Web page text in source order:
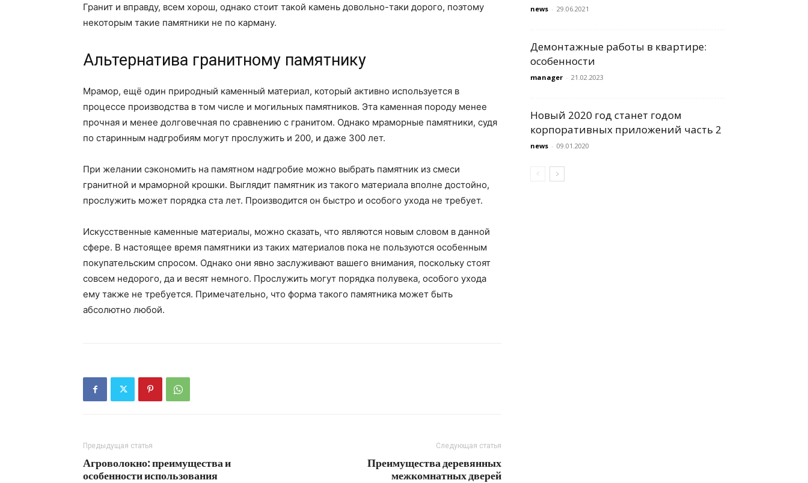
Гранит и вправду, всем хорош, однако стоит такой камень довольно-таки дорого, поэтому
некоторым такие памятники не по карману.
Альтернатива гранитному памятнику
Мрамор, ещё один природный каменный материал, который активно используется в
процессе производства в том числе и могильных памятников. Эта каменная породу менее
прочная и менее долговечная по сравнению с гранитом. Однако мраморные памятники, судя
по старинным надгробиям могут прослужить и 200, и даже 300 лет.
При желании сэкономить на памятном надгробие можно выбрать памятник из смеси
гранитной и мраморной крошки. Выглядит памятник из такого материала вполне достойно,
прослужить может порядка ста лет. Производится он быстро и особого ухода не требует.
Искусственные каменные материалы, можно сказать, что являются новым словом в данной
сфере. В настоящее время памятники из таких материалов пока не пользуются особенным
покупательским спросом. Однако они явно заслуживают вашего внимания, поскольку стоят
совсем недорого, да и весят немного. Прослужить могут порядка полувека, особого ухода
ему также не требуется. Примечательно, что форма такого памятника может быть
абсолютно любой.
Предыдущая статья
Агроволокно: преимущества и
особенности использования
Следующая статья
Преимущества деревянных
межкомнатных дверей
news - 29.06.2021
Демонтажные работы в квартире:
особенности
manager - 21.02.2023
Новый 2020 год станет годом
корпоративных приложений часть 2
news - 09.01.2020